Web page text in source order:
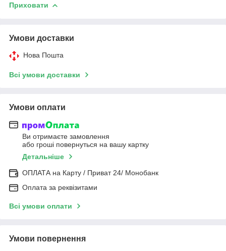
Приховати
Умови доставки
Нова Пошта
Всі умови доставки
Умови оплати
Ви отримаєте замовлення
або гроші повернуться на вашу картку
Детальніше
ОПЛАТА на Карту / Приват 24/ Монобанк
Оплата за реквізитами
Всі умови оплати
Умови повернення